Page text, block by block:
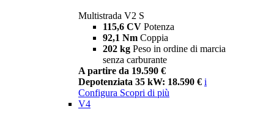
Multistrada V2 S
115,6 CV Potenza
92,1 Nm Coppia
202 kg Peso in ordine di marcia
senza carburante
A partire da 19.590 €
Depotenziata 35 kW: 18.590 € i
Configura Scopri di più
V4